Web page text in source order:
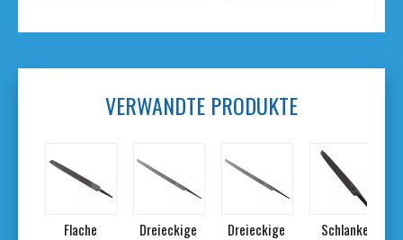
VERWANDTE PRODUKTE
Flache
Dreieckige
Dreieckige
Schlanke